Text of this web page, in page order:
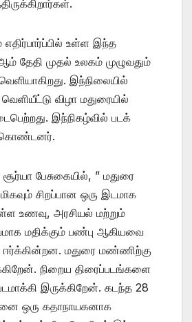
எதிர்பார்ப்பில் உள்ள இந்த
தேதி முதல் உலகம் முழுவதும்
இந்நிலையில்
விழா மதுரையில்
இந்நிகழ்வில் படக்
கொண்டனர்.
பேசுகையில், ” மதுரை
சிறப்பான ஒரு இடமாக
உணவு, அரசியல் மற்றும்
மதிக்கும் பண்பு ஆகியவை
மதுரை மண்ணிற்கு
நிறைய திரைப்படங்களை
இருக்கிறேன். கடந்த 28
ஒரு கதாநாயகனாக